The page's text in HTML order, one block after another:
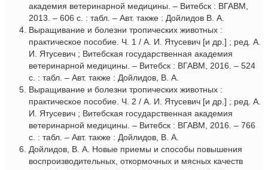
академия ветеринарной медицины. – Витебск : ВГАВМ,
2013. – 606 с. : табл. – Авт. также : Дойлидов В. А.
Выращивание и болезни тропических животных :
практическое пособие. Ч. 1 / А. И. Ятусевич [и др.] ; ред. А.
И. Ятусевич ; Витебская государственная академия
ветеринарной медицины. – Витебск : ВГАВМ, 2016. – 524
с. : табл. – Авт. также : Дойлидов, В. А.
Выращивание и болезни тропических животных :
практическое пособие. Ч. 2 / А. И. Ятусевич [и др.] ; ред. А.
И. Ятусевич ; Витебская государственная академия
ветеринарной медицины. – Витебск : ВГАВМ, 2016. – 766
с. : табл. – Авт. также : Дойлидов, В. А.
Дойлидов, В. А. Новые приемы и способы повышения
воспроизводительных, откормочных и мясных качеств